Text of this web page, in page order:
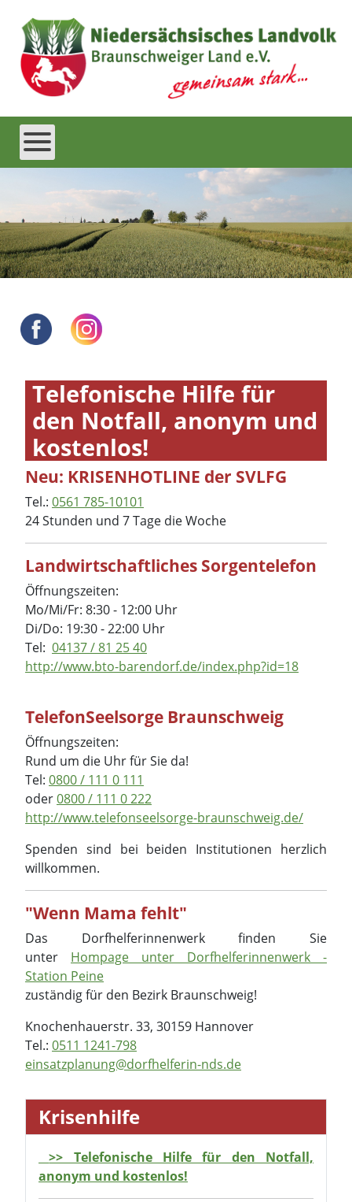
Telefonische Hilfe für
den Notfall, anonym und
kostenlos!
Neu: KRISENHOTLINE der SVLFG
Tel.: 0561 785-10101
24 Stunden und 7 Tage die Woche
Landwirtschaftliches Sorgentelefon
Öffnungszeiten:
Mo/Mi/Fr: 8:30 - 12:00 Uhr
Di/Do: 19:30 - 22:00 Uhr
Tel: 04137 / 81 25 40
http://www.bto-barendorf.de/index.php?id=18
TelefonSeelsorge Braunschweig
Öffnungszeiten:
Rund um die Uhr für Sie da!
Tel: 0800 / 111 0 111
oder0800 / 111 0 222
http://www.telefonseelsorge-braunschweig.de/
Spenden sind bei beiden Institutionen herzlich
willkommen.
"Wenn Mama fehlt"
Das Dorfhelferinnenwerk finden Sie
unter Hompage unter Dorfhelferinnenwerk -
Station Peine
zuständig für den Bezirk Braunschweig!
Knochenhauerstr. 33, 30159 Hannover
Tel.: 0511 1241-798
einsatzplanung@dorfhelferin-nds.de
Krisenhilfe
>> Telefonische Hilfe für den Notfall,
anonym und kostenlos!